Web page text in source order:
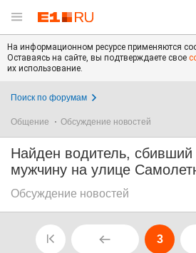
На информационном ресурсе применяются
Оставаясь на сайте, вы подтверждаете свое
их использование.
Поиск по форумам
Общение Обсуждение новостей
Найден водитель, сбивший
мужчину на улице
Обсуждение новостей
3